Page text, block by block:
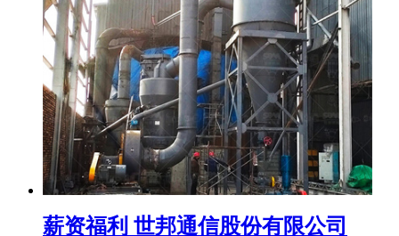
薪资福利 世邦通信股份有限公司